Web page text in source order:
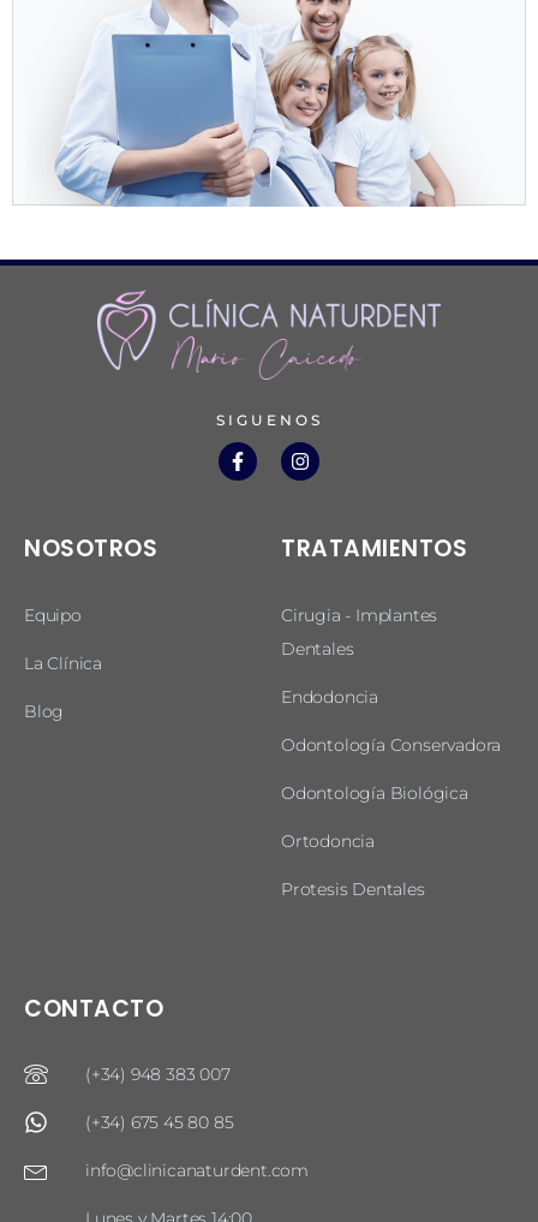
SIGUENOS
NOSOTROS
Equipo
La Clínica
Blog
TRATAMIENTOS
Cirugia - Implantes
Dentales
Endodoncia
Odontología Conservadora
Odontología Biológica
Ortodoncia
Protesis Dentales
CONTACTO
(+34) 948 383 007
(+34) 675 45 80 85
info@clinicanaturdent.com